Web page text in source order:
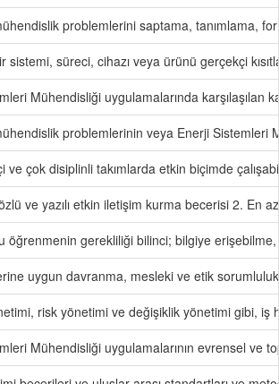
problemlerini saptama, tanımlama,
sistemi, süreci, cihazı veya ürünü gerçekçi
Mühendisliği uygulamalarında
problemlerinin veya Enerji
ve çok disiplinli takımlarda etkin biçimde
ve yazılı etkin iletişim kurma becerisi 2. En
öğrenmenin gerekliliği bilinci; bilgiye
uygun davranma, mesleki ve etik
risk yönetimi ve değişiklik yönetimi gibi, iş
Mühendisliği uygulamalarının evrensel ve